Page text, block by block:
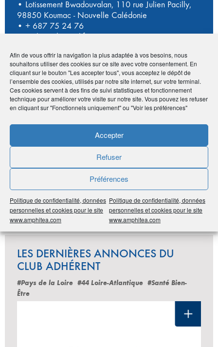
Afin de vous offrir la navigation la plus adaptée à vos besoins, nous
souhaitons utiliser des cookies sur ce site avec votre consentement. En
cliquant sur le bouton "Les accepter tous", vous acceptez le dépôt de
l’ensemble des cookies, utilisés par notre site internet, sur votre terminal.
Ces cookies servent à des fins de suivi statistiques et fonctionnement
technique pour améliorer votre visite sur notre site. Vous pouvez les refuser
en cliquant sur "Fonctionnels uniquement" ou "Voir les préférences"
Accepter
Refuser
Préférences
Politique de confidentialité, données
personnelles et cookies pour le site
www.amphitea.com
Politique de confidentialité, données
personnelles et cookies pour le site
www.amphitea.com
• Lotissement Bwadouvalan, 110 rue Julien Pacilly,
98850 Koumac - Nouvelle Calédonie
• + 687 75 24 76
•sgt.kmc@hotmail.fr
Avantage adhérents
Devis gratuit réalisé sous moins de 24h
Publié le :15 septembre 2020
Noter 0/5 0votes
Partager
LES DERNIÈRES ANNONCES DU
CLUB ADHÉRENT
#Pays de la Loire #44 Loire-Atlantique #Santé Bien-
Être